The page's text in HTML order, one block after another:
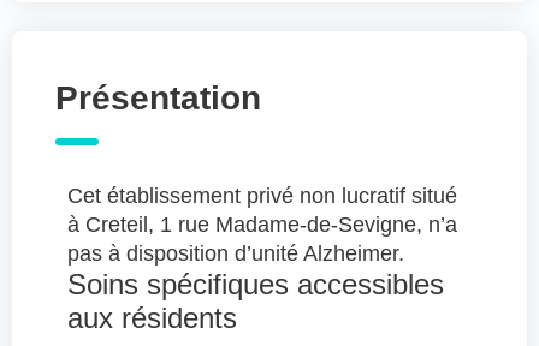
Présentation
Cet établissement privé non lucratif situé
à Creteil, 1 rue Madame-de-Sevigne, n’a
pas à disposition d’unité Alzheimer.
Soins spécifiques accessibles
aux résidents